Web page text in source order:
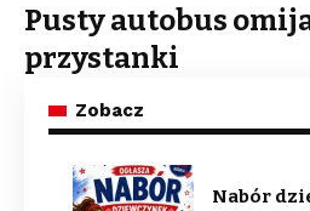
Pusty autobus
przystanki
Zobacz
Nabór